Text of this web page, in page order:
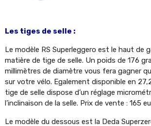
Les tiges de selle :
Le modèle RS Superleggero est le haut de
matière de tige de selle. Un poids de 176
millimètres de diamètre vous fera gagner
sur votre vélo. Egalement disponible en
tige de selle dispose d’un réglage
l’inclinaison de la selle. Prix de vente : 165
Le modèle du dessous est la Deda